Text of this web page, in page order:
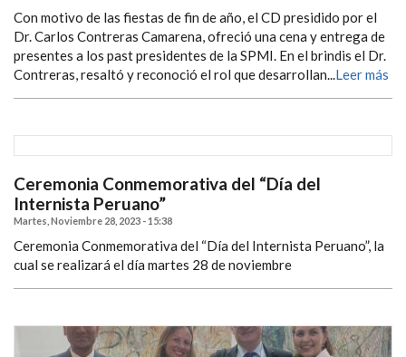
Con motivo de las fiestas de fin de año, el CD presidido por el
Dr. Carlos Contreras Camarena, ofreció una cena y entrega de
presentes a los past presidentes de la SPMI. En el brindis el Dr.
Contreras, resaltó y reconoció el rol que desarrollan...Leer más
Ceremonia Conmemorativa del “Día del
Internista Peruano”
Martes, Noviembre 28, 2023 - 15:38
Ceremonia Conmemorativa del “Día del Internista Peruano”, la
cual se realizará el día martes 28 de noviembre